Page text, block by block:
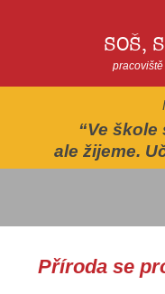
Ve škole
ale žijeme.
SOŠ,
Příroda se